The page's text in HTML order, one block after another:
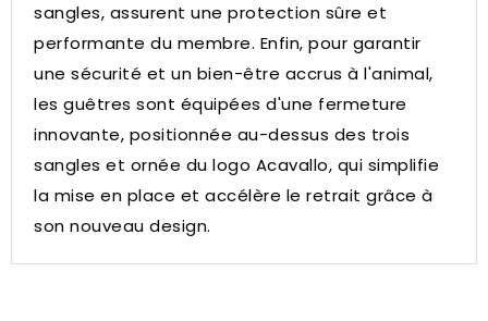
sangles, assurent une protection sûre et
performante du membre. Enfin, pour garantir
une sécurité et un bien-être accrus à l'animal,
les guêtres sont équipées d'une fermeture
innovante, positionnée au-dessus des trois
sangles et ornée du logo Acavallo, qui simplifie
la mise en place et accélère le retrait grâce à
son nouveau design.